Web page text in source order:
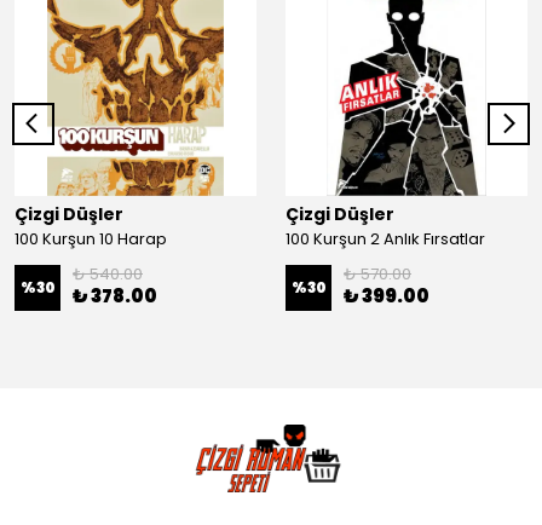
Çizgi Düşler
100 Kurşun 10 Harap
%30
₺ 540.00
₺ 378.00
Çizgi Düşler
100 Kurşun 2 Anlık Fırsatlar
%30
₺ 570.00
₺ 399.00